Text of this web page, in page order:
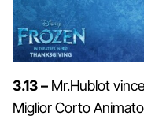
3.13 – Mr.Hublot
Miglior Corto